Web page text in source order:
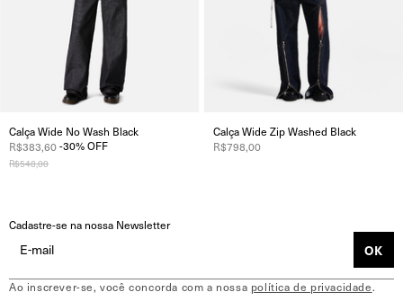
Calça Wide No Wash Black
R$383,60-30%OFF
R$548,00
Calça Wide Zip Washed Black
R$798,00
Cadastre-se na nossa Newsletter
Ao inscrever-se, você concorda com a nossa política de privacidade.